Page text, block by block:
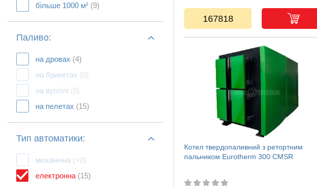
більше 1000 м² (9)
Паливо:
на дровах (4)
на брикетах (0)
на вугіллі (0)
на пелетах (15)
Тип автоматики:
механічна (+0)
електронна (15)
167818
Котел твердопаливний з ретортним
пальником Eurotherm 300 CMSR